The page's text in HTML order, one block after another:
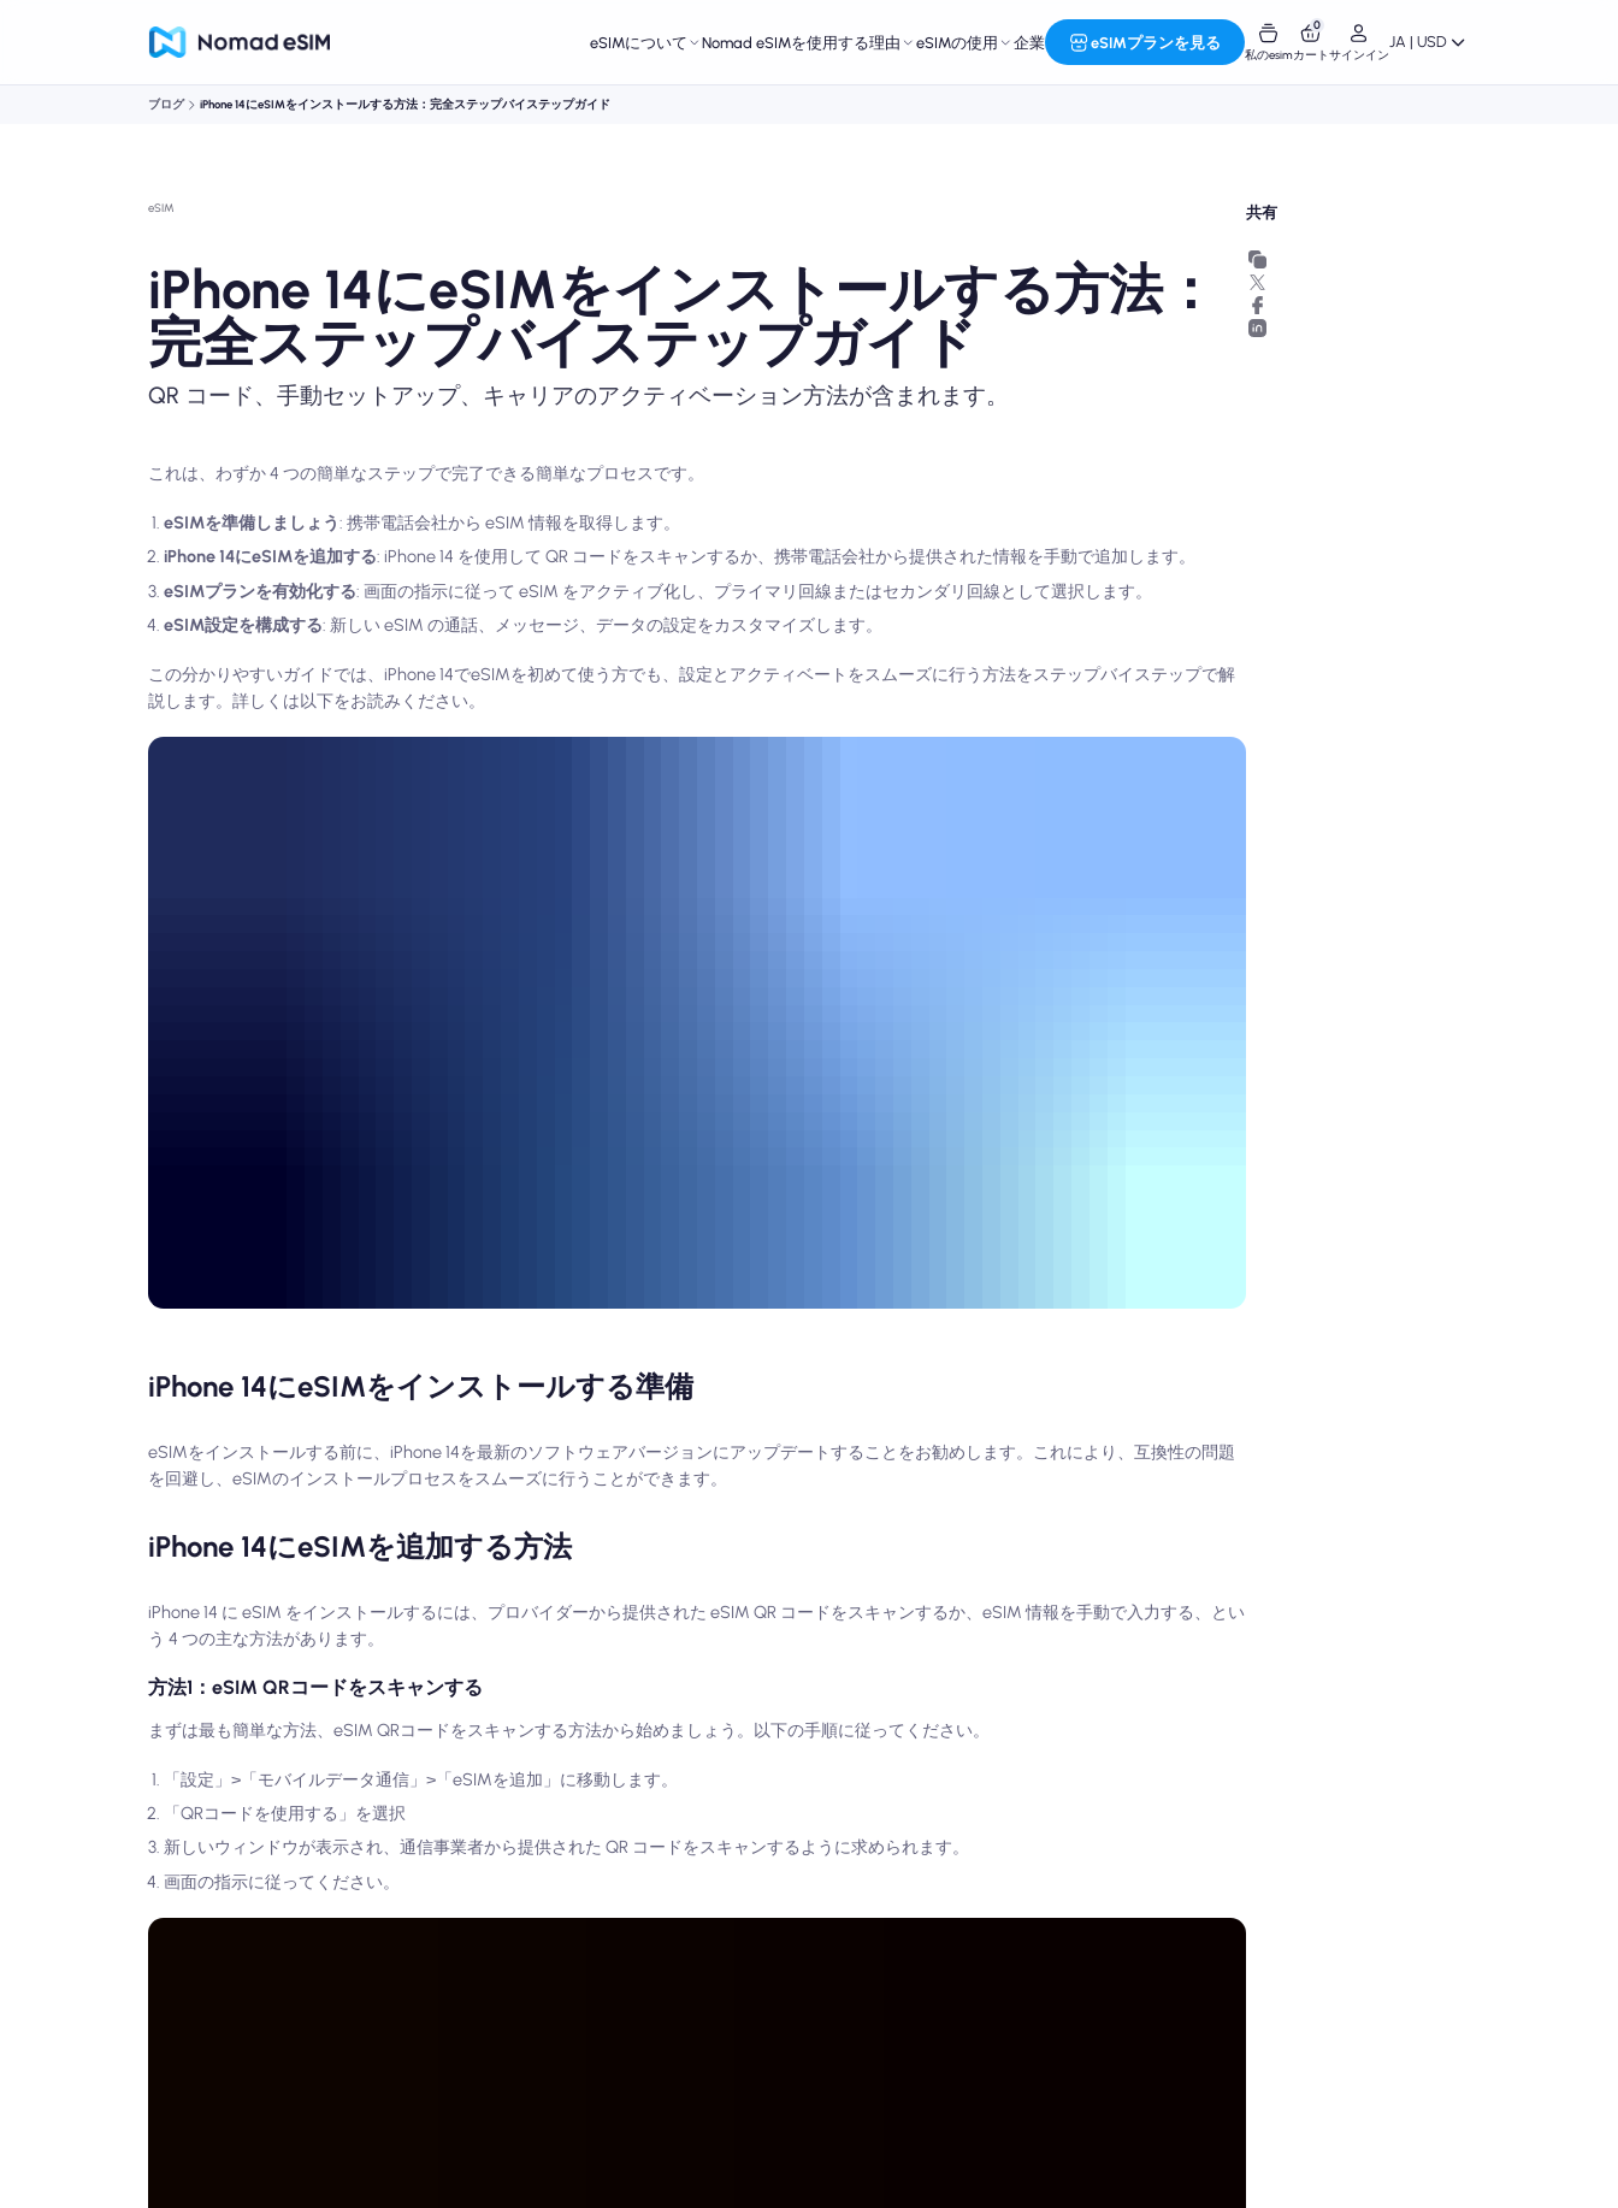
eSIMについて Nomad eSIMを使用する理由 eSIMの使用 企業 eSIMプランを見る
私のesim
0
カートサインイン
JA | USD
ブログ iPhone 14にeSIMをインストールする方法：完全ステップバイステップガイド
eSIM
iPhone 14にeSIMをインストールする方法：
完全ステップバイステップガイド
QR コード、手動セットアップ、キャリアのアクティベーション方法が含まれます。
これは、わずか 4 つの簡単なステップで完了できる簡単なプロセスです。
eSIMを準備しましょう: 携帯電話会社から eSIM 情報を取得します。
iPhone 14にeSIMを追加する: iPhone 14 を使用して QR コードをスキャンするか、携帯電話会社から提供された情報を手動で追加します。
eSIMプランを有効化する: 画面の指示に従って eSIM をアクティブ化し、プライマリ回線またはセカンダリ回線として選択します。
eSIM設定を構成する: 新しい eSIM の通話、メッセージ、データの設定をカスタマイズします。
この分かりやすいガイドでは、iPhone 14でeSIMを初めて使う方でも、設定とアクティベートをスムーズに行う方法をステップバイステップで解
説します。詳しくは以下をお読みください。
iPhone 14にeSIMをインストールする準備
eSIMをインストールする前に、iPhone 14を最新のソフトウェアバージョンにアップデートすることをお勧めします。これにより、互換性の問題
を回避し、eSIMのインストールプロセスをスムーズに行うことができます。
iPhone 14にeSIMを追加する方法
iPhone 14 に eSIM をインストールするには、プロバイダーから提供された eSIM QR コードをスキャンするか、eSIM 情報を手動で入力する、とい
う 4 つの主な方法があります。
方法1：eSIM QRコードをスキャンする
まずは最も簡単な方法、eSIM QRコードをスキャンする方法から始めましょう。以下の手順に従ってください。
「設定」>「モバイルデータ通信」>「eSIMを追加」に移動します。
「QRコードを使用する」を選択
新しいウィンドウが表示され、通信事業者から提供された QR コードをスキャンするように求められます。
画面の指示に従ってください。
共有